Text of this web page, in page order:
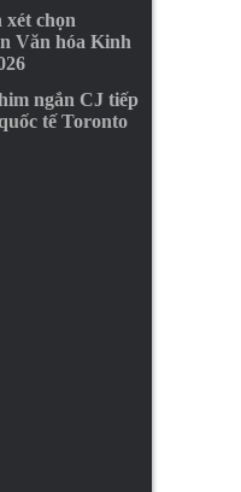
chọn
Văn hóa Kinh
ngắn CJ tiếp
tế Toronto